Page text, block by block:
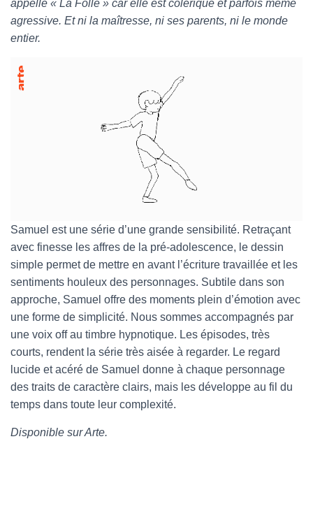
appelle « La Folle » car elle est colérique et parfois même
agressive. Et ni la maîtresse, ni ses parents, ni le monde
entier.
Samuel est une série d’une grande sensibilité. Retraçant
avec finesse les affres de la pré-adolescence, le dessin
simple permet de mettre en avant l’écriture travaillée et les
sentiments houleux des personnages. Subtile dans son
approche, Samuel offre des moments plein d’émotion avec
une forme de simplicité. Nous sommes accompagnés par
une voix off au timbre hypnotique. Les épisodes, très
courts, rendent la série très aisée à regarder. Le regard
lucide et acéré de Samuel donne à chaque personnage
des traits de caractère clairs, mais les développe au fil du
temps dans toute leur complexité.
Disponible sur Arte.